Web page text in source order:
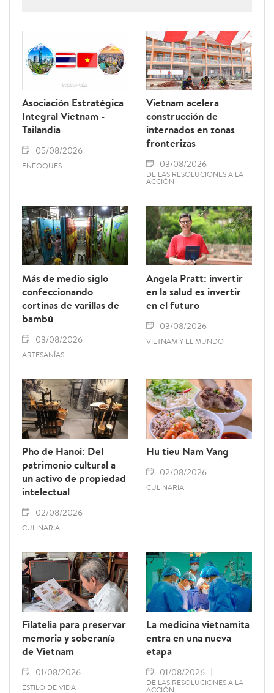
de sus principales disposiciones, el
documento instituye el 15 de octubre de
cada año como el Día del Ciudadano Digital
de Vietnam.
Asociación Estratégica
Integral Vietnam -
Tailandia
05/08/2026
ENFOQUES
Vietnam acelera
construcción de
internados en zonas
fronterizas
03/08/2026
DE LAS RESOLUCIONES A LA
ACCIÓN
Más de medio siglo
confeccionando
cortinas de varillas de
bambú
03/08/2026
ARTESANÍAS
Angela Pratt: invertir
en la salud es invertir
en el futuro
03/08/2026
VIETNAM Y EL MUNDO
Pho de Hanoi: Del
patrimonio cultural a
un activo de propiedad
intelectual
02/08/2026
CULINARIA
Hu tieu Nam Vang
02/08/2026
CULINARIA
Filatelia para preservar
memoria y soberanía
de Vietnam
01/08/2026
ESTILO DE VIDA
La medicina vietnamita
entra en una nueva
etapa
01/08/2026
DE LAS RESOLUCIONES A LA
ACCIÓN